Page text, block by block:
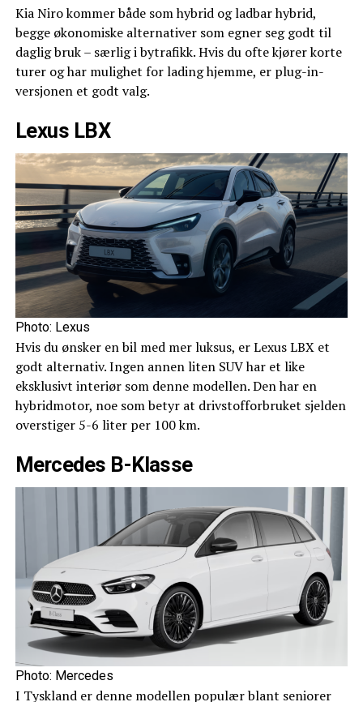
Kia Niro kommer både som hybrid og ladbar hybrid,
begge økonomiske alternativer som egner seg godt til
daglig bruk – særlig i bytrafikk. Hvis du ofte kjører korte
turer og har mulighet for lading hjemme, er plug-in-
versjonen et godt valg.
Lexus LBX
Photo: Lexus
Hvis du ønsker en bil med mer luksus, er Lexus LBX et
godt alternativ. Ingen annen liten SUV har et like
eksklusivt interiør som denne modellen. Den har en
hybridmotor, noe som betyr at drivstofforbruket sjelden
overstiger 5-6 liter per 100 km.
Mercedes B-Klasse
Photo: Mercedes
I Tyskland er denne modellen populær blant seniorer